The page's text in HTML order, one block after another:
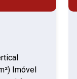
Imóvel